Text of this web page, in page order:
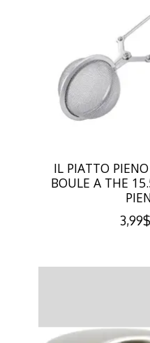
IL PIATTO
BOULE A THE